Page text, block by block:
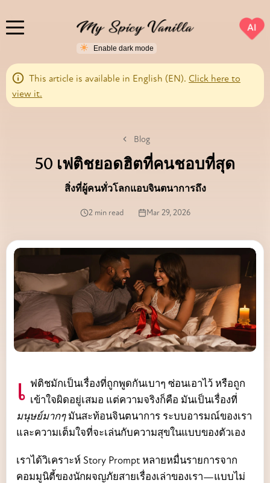
AI
This article is available in English (EN). Click here to
view it.
Blog
50 เฟติชยอดฮิตที่คนชอบที่สุด
สิ่งที่ผู้คนทั่วโลกแอบจินตนาการถึง
2 min read Mar 29, 2026
เฟติชมักเป็นเรื่องที่ถูกพูดกันเบาๆ ซ่อนเอาไว้ หรือถูก เข้าใจผิดอยู่เสมอ แต่ความจริงก็คือ มันเป็นเรื่องที่
มนุษย์มากๆมันสะท้อนจินตนาการ ระบบอารมณ์ของเรา
และความเต็มใจที่จะเล่นกับความสุขในแบบของตัวเอง
เราได้วิเคราะห์ Story Prompt หลายหมื่นรายการจาก
คอมมูนิตี้ของนักผจญภัยสายเรื่องเล่าของเรา—แบบไม่